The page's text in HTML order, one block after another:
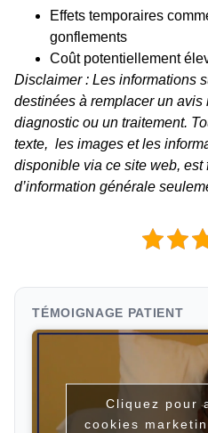
Effets temporaires
gonflements
Coût potentiellement
Disclaimer : Les informations
destinées à remplacer un
diagnostic ou un traitement.
texte, les images et les
disponible via ce site web, est
d’information générale
TÉMOIGNAGE PATIENT
Cliquez pour
cookies